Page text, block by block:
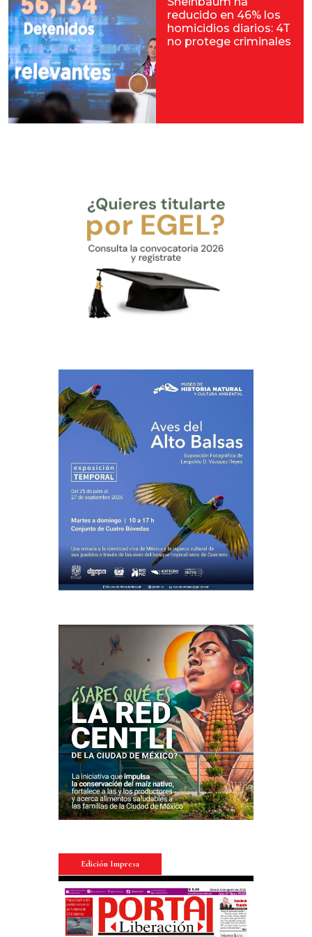
reducido en 46% los
homicidios diarios: 4T
no protege criminales
Edición Impresa